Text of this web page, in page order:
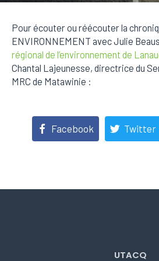
Posted on22 février 2022
Pour écouter ou réécouter la
ENVIRONNEMENT avec Julie
régional de l’environnement de
Chantal Lajeunesse, directrice du
MRC de Matawinie :
Facebook Twitter
UTACQ